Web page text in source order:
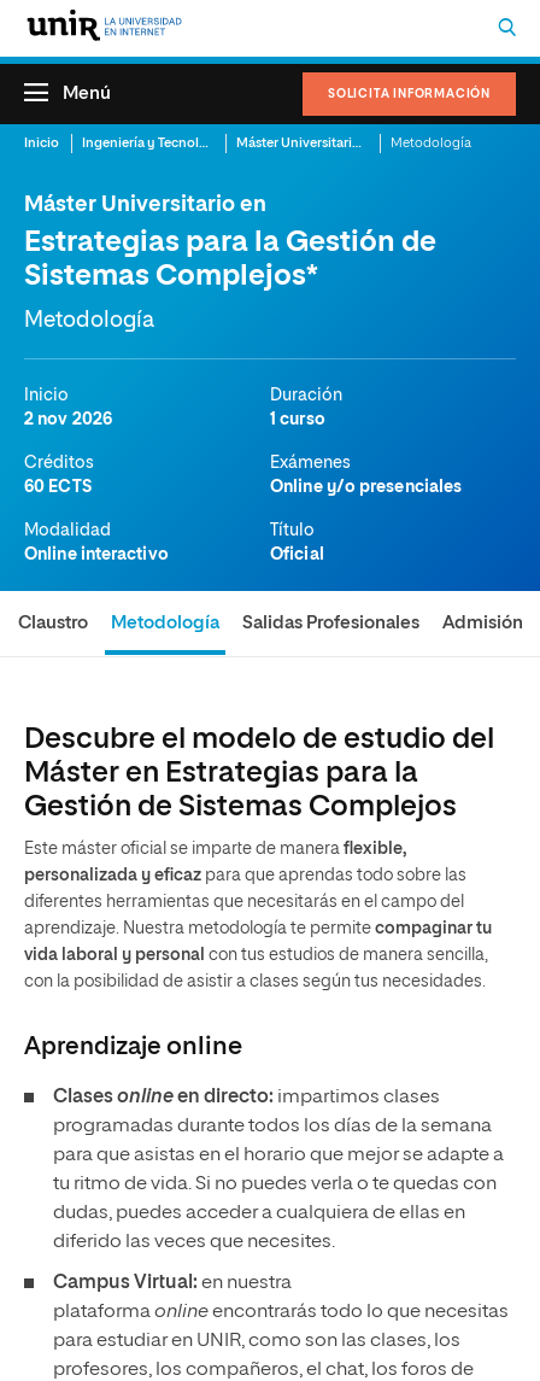
SOLICITA INFORMACIÓN
Menú
Inicio Ingeniería y Tecnología Máster Universitario en Estrategias para la Gestión de Sistemas Complejos Metodología
Máster Universitario en
Estrategias para la Gestión de
Sistemas Complejos*
Metodología
Inicio
2 nov 2026
Duración
1 curso
Créditos
60 ECTS
Exámenes
Online y/o presenciales
Modalidad
Online interactivo
Título
Oficial
Claustro Metodología Salidas Profesionales Admisión
Descubre el modelo de estudio del
Máster en Estrategias para la
Gestión de Sistemas Complejos
Este máster oficial se imparte de manera flexible,
personalizada y eficaz para que aprendas todo sobre las
diferentes herramientas que necesitarás en el campo del
aprendizaje. Nuestra metodología te permite compaginar tu
vida laboral y personal con tus estudios de manera sencilla,
con la posibilidad de asistir a clases según tus necesidades.
Aprendizaje online
Clasesonlineen directo: impartimos clases
programadas durante todos los días de la semana
para que asistas en el horario que mejor se adapte a
tu ritmo de vida. Si no puedes verla o te quedas con
dudas, puedes acceder a cualquiera de ellas en
diferido las veces que necesites.
Campus Virtual: en nuestra
plataformaonlineencontrarás todo lo que necesitas
para estudiar en UNIR, como son las clases, los
profesores, los compañeros, el chat, los foros de